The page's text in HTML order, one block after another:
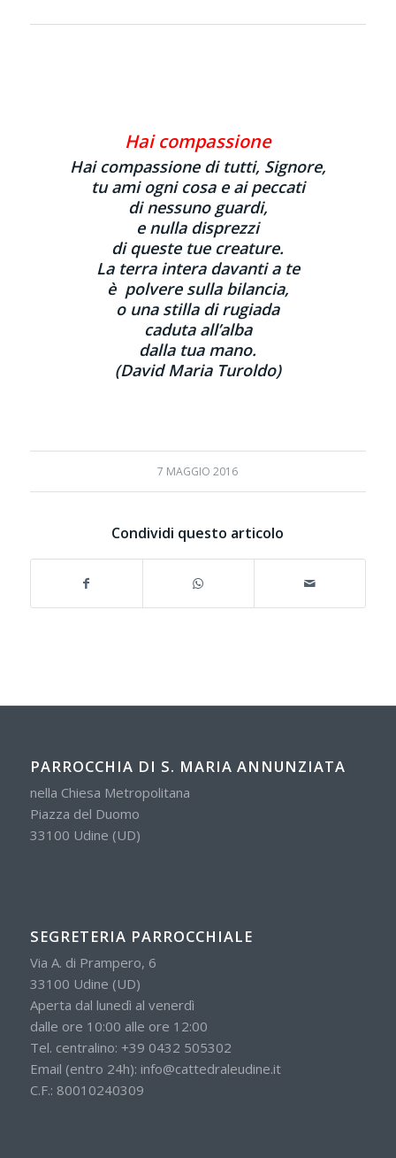
Hai compassione
Hai compassione di tutti, Signore,
tu ami ogni cosa e ai peccati
di nessuno guardi,
e nulla disprezzi
di queste tue creature.
La terra intera davanti a te
è polvere sulla bilancia,
o una stilla di rugiada
caduta all’alba
dalla tua mano.
(David Maria Turoldo)
7 MAGGIO 2016
Condividi questo articolo
PARROCCHIA DI S. MARIA ANNUNZIATA
nella Chiesa Metropolitana
Piazza del Duomo
33100 Udine (UD)
SEGRETERIA PARROCCHIALE
Via A. di Prampero, 6
33100 Udine (UD)
Aperta dal lunedì al venerdì
dalle ore 10:00 alle ore 12:00
Tel. centralino: +39 0432 505302
Email (entro 24h): info@cattedraleudine.it
C.F.: 80010240309